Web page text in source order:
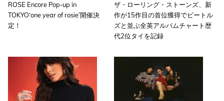
ROSE Encore Pop-up in
TOKYO‘one year of rosie’開催決
定！
ザ・ローリング・ストーンズ、新
作が15作目の首位獲得でビートル
ズと並ぶ全英アルバムチャート歴
代2位タイを記録